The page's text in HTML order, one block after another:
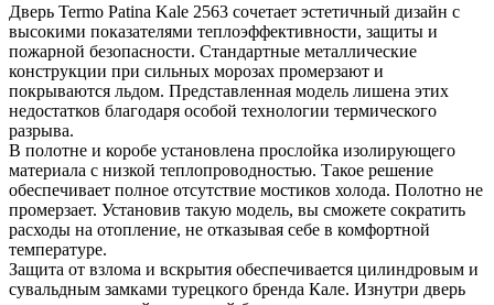
Дверь Termo Patina Kale 2563 сочетает эстетичный дизайн с
высокими показателями теплоэффективности, защиты и
пожарной безопасности. Стандартные металлические
конструкции при сильных морозах промерзают и
покрываются льдом. Представленная модель лишена этих
недостатков благодаря особой технологии термического
разрыва.
В полотне и коробе установлена прослойка изолирующего
материала с низкой теплопроводностью. Такое решение
обеспечивает полное отсутствие мостиков холода. Полотно не
промерзает. Установив такую модель, вы сможете сократить
расходы на отопление, не отказывая себе в комфортной
температуре.
Защита от взлома и вскрытия обеспечивается цилиндровым и
сувальдным замками турецкого бренда Кале. Изнутри дверь